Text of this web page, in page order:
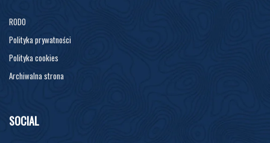
RODO
Polityka prywatności
Polityka cookies
Archiwalna strona
SOCIAL